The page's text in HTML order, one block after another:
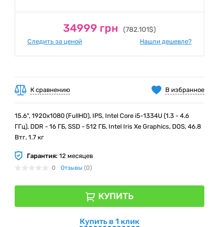
34999 грн (782.101$)
Следить за ценой Нашли дешевле?
В избранное
К сравнению
15.6", 1920х1080 (FullHD), IPS, Intel Core i5-1334U (1.3 - 4.6
ГГц), DDR - 16 ГБ, SSD - 512 ГБ, Intel Iris Xe Graphics, DOS, 46.8
Втг, 1.7 кг
Гарантия: 12 месяцев
0 Отзывы (0)
КУПИТЬ
Купить в 1 клик